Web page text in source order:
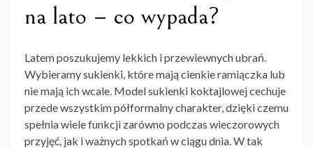
na lato – co wypada?
Latem poszukujemy lekkich i przewiewnych ubrań.
Wybieramy sukienki, które mają cienkie ramiączka lub
nie mają ich wcale. Model sukienki koktajlowej cechuje
przede wszystkim półformalny charakter, dzięki czemu
spełnia wiele funkcji zarówno podczas wieczorowych
przyjęć, jak i ważnych spotkań w ciągu dnia. W tak